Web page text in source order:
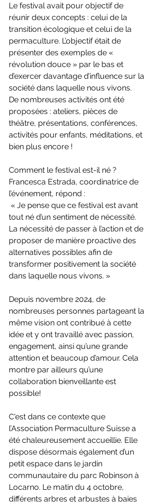
Le festival avait pour objectif de
réunir deux concepts : celui de la
transition écologique et celui de la
permaculture. L’objectif était de
présenter des exemples de «
révolution douce » par le bas et
d’exercer davantage d’influence sur la
société dans laquelle nous vivons.
De nombreuses activités ont été
proposées : ateliers, pièces de
théâtre, présentations, conférences,
activités pour enfants, méditations, et
bien plus encore !
Comment le festival est-il né ?
Francesca Estrada, coordinatrice de
l’événement, répond :
tout né d’un sentiment de nécessité.
La nécessité de passer à l’action et de
proposer de manière proactive des
alternatives possibles afin de
transformer positivement la société
dans laquelle nous vivons. »
Depuis novembre 2024, de
nombreuses personnes partageant la
même vision ont contribué à cette
idée et y ont travaillé avec passion,
engagement, ainsi qu’une grande
attention et beaucoup d’amour. Cela
montre par ailleurs qu’une
collaboration bienveillante est
possible!
C'est dans ce contexte que
l’Association Permaculture Suisse a
été chaleureusement accueillie. Elle
dispose désormais également d’un
petit espace dans le jardin
communautaire du parc Robinson à
Locarno. Le matin du 4 octobre,
différents arbres et arbustes à baies